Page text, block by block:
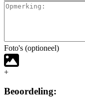
Foto's (optioneel)
+
Beoordeling: